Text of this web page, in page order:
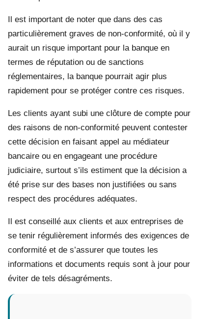
Il est important de noter que dans des cas
particulièrement graves de non-conformité, où il y
aurait un risque important pour la banque en
termes de réputation ou de sanctions
réglementaires, la banque pourrait agir plus
rapidement pour se protéger contre ces risques.
Les clients ayant subi une clôture de compte pour
des raisons de non-conformité peuvent contester
cette décision en faisant appel au médiateur
bancaire ou en engageant une procédure
judiciaire, surtout s’ils estiment que la décision a
été prise sur des bases non justifiées ou sans
respect des procédures adéquates.
Il est conseillé aux clients et aux entreprises de
se tenir régulièrement informés des exigences de
conformité et de s’assurer que toutes les
informations et documents requis sont à jour pour
éviter de tels désagréments.